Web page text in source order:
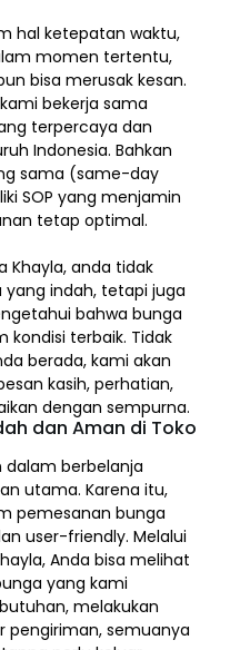
hal ketepatan waktu,
momen tertentu,
bisa merusak kesan.
bekerja sama
terpercaya dan
Indonesia. Bahkan
sama (same-day
SOP yang menjamin
tetap optimal.
Khayla, anda tidak
indah, tetapi juga
bahwa bunga
kondisi terbaik. Tidak
berada, kami akan
kasih, perhatian,
dengan sempurna.
dan Aman di Toko
dalam berbelanja
utama. Karena itu,
pemesanan bunga
user-friendly. Melalui
Anda bisa melihat
yang kami
melakukan
pengiriman,semuanya